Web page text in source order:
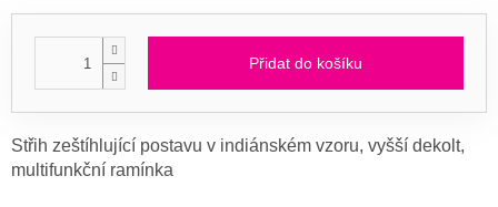
Přidat do košíku
Střih zeštíhlující postavu v indiánském vzoru, vyšší dekolt,
multifunkční ramínka